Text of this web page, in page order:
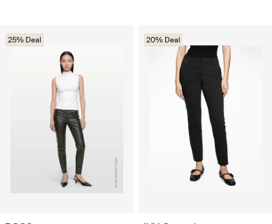
25% Deal 20% Deal